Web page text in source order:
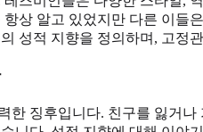
상 알고 있었지만 다른 이
성적 지향을 정의하며, 고정
한 징후입니다. 친구를 잃거